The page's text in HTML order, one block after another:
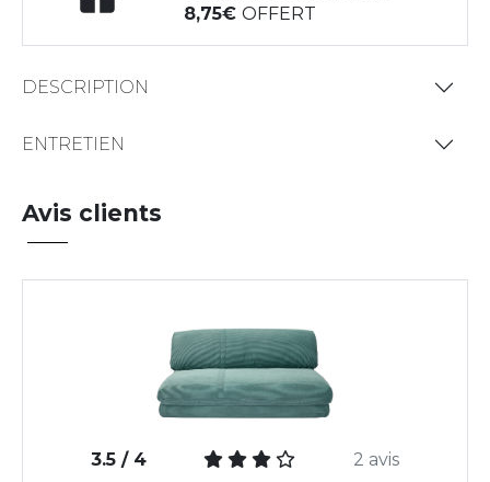
8,75OFFERT
DESCRIPTION
ENTRETIEN
Avis clients
3.5 / 4 2 avis